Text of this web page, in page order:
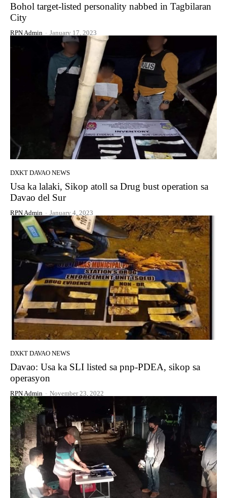
Bohol target-listed personality nabbed in Tagbilaran
City
RPN Admin - January 17, 2023
DXKT DAVAO NEWS
Usa ka lalaki, Sikop atoll sa Drug bust operation sa
Davao del Sur
RPN Admin - January 4, 2023
DXKT DAVAO NEWS
Davao: Usa ka SLI listed sa pnp-PDEA, sikop sa
operasyon
RPN Admin - November 23, 2022